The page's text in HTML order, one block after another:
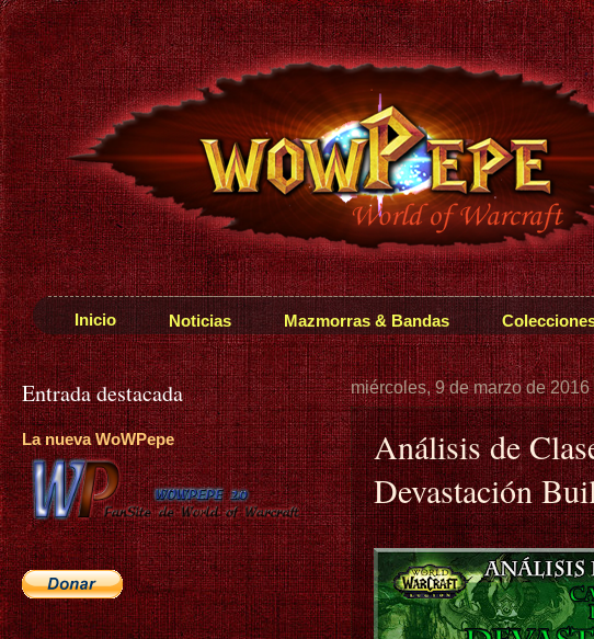
Inicio Noticias Mazmorras & Bandas
miércoles, 9 de marzo de 2016
Análisis de
Devastación
Entrada destacada
La nueva WoWPepe